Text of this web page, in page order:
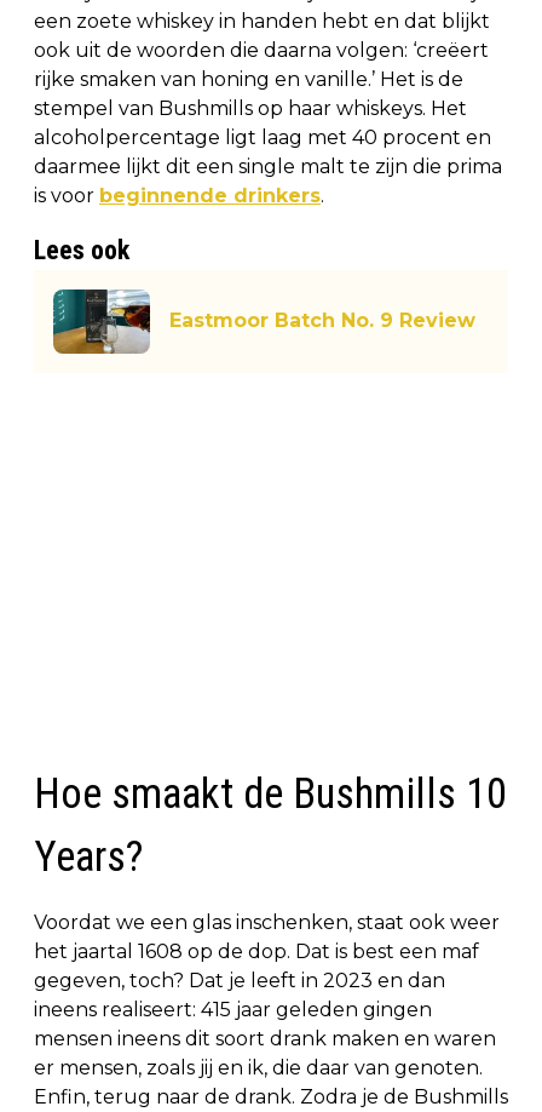
een zoete whiskey in handen hebt en dat blijkt
ook uit de woorden die daarna volgen: ‘creëert
rijke smaken van honing en vanille.’ Het is de
stempel van Bushmills op haar whiskeys. Het
alcoholpercentage ligt laag met 40 procent en
daarmee lijkt dit een single malt te zijn die prima
is voor beginnende drinkers.
Lees ook
Eastmoor Batch No. 9 Review
Hoe smaakt de Bushmills 10
Years?
Voordat we een glas inschenken, staat ook weer
het jaartal 1608 op de dop. Dat is best een maf
gegeven, toch? Dat je leeft in 2023 en dan
ineens realiseert: 415 jaar geleden gingen
mensen ineens dit soort drank maken en waren
er mensen, zoals jij en ik, die daar van genoten.
Enfin, terug naar de drank. Zodra je de Bushmills